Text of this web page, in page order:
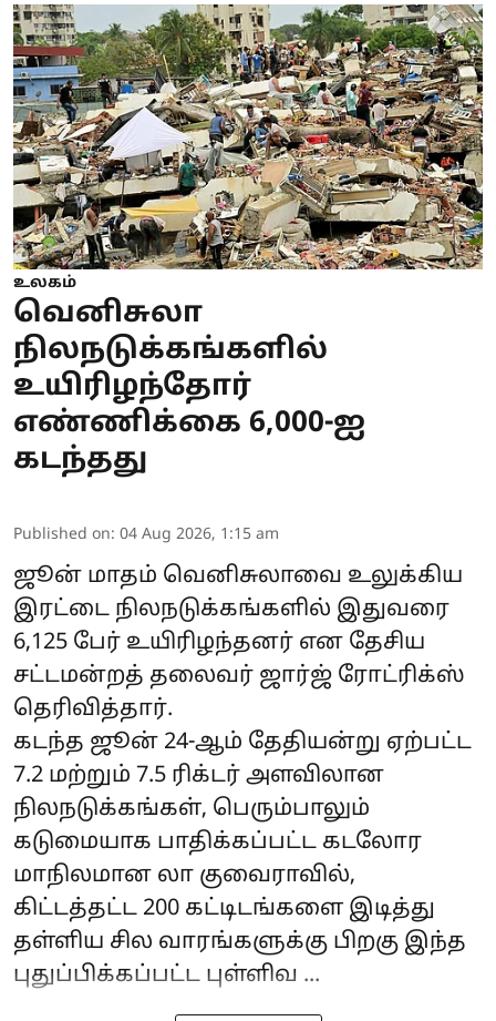
உலகம்
வெனிசுலா
நிலநடுக்கங்களில்
உயிரிழந்தோர்
எண்ணிக்கை 6,000-ஐ
கடந்தது
Published on: 04 Aug 2026, 1:15 am
ஜூன் மாதம் வெனிசுலாவை உலுக்கிய
இரட்டை நிலநடுக்கங்களில் இதுவரை
6,125 பேர் உயிரிழந்தனர் என தேசிய
சட்டமன்றத் தலைவர் ஜார்ஜ் ரோட்ரிக்ஸ்
தெரிவித்தார்.
கடந்த ஜூன் 24-ஆம் தேதியன்று ஏற்பட்ட
7.2 மற்றும் 7.5 ரிக்டர் அளவிலான
நிலநடுக்கங்கள், பெரும்பாலும்
கடுமையாக பாதிக்கப்பட்ட கடலோர
மாநிலமான லா குவைராவில்,
கிட்டத்தட்ட 200 கட்டிடங்களை இடித்து
தள்ளிய சில வாரங்களுக்கு பிறகு இந்த
புதுப்பிக்கப்பட்ட புள்ளிவ ...